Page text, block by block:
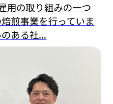
用の取り組みの一つ
煎事業を行っていま
ある社...